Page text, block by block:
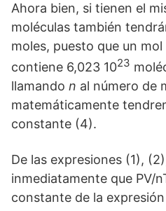
Ahora bien, si tienen el
moléculas también
moles, puesto que un
contiene 6,023 1023
llamando n al número de
matemáticamente
constante (4).
De las expresiones (1),
inmediatamente que PV/
constante de la